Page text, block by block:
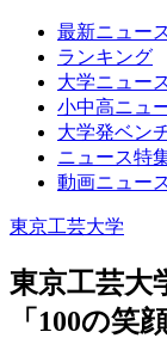
最新ニュー
ランキング
大学ニュー
小中高ニュ
大学発ベン
ニュース特
動画ニュー
東京工芸大学
東京工芸大
「100の笑